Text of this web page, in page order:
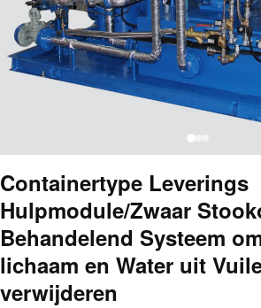
Containertype Leverings
Hulpmodule/Zwaar
Behandelend Systeem
lichaam en Water uit
verwijderen